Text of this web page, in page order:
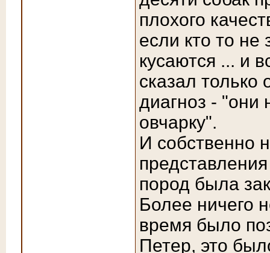
плохого
если кто то не
кусаются ... и
сказал
диагноз -
овчарку".
И собственно
пород была
Более ничего
время было
Петер, это